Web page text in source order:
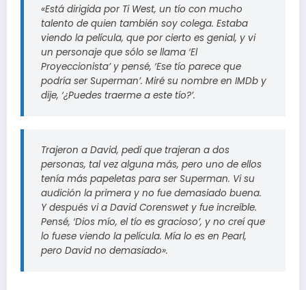
«Está dirigida por Ti West, un tío con mucho
talento de quien también soy colega. Estaba
viendo la película, que por cierto es genial, y vi
un personaje que sólo se llama ‘El
Proyeccionista’ y pensé, ‘Ese tío parece que
podría ser Superman’. Miré su nombre en IMDb y
dije, ‘¿Puedes traerme a este tío?’.
Trajeron a David, pedí que trajeran a dos
personas, tal vez alguna más, pero uno de ellos
tenía más papeletas para ser Superman. Vi su
audición la primera y no fue demasiado buena.
Y después vi a David Corenswet y fue increíble.
Pensé, ‘Dios mío, el tío es gracioso’, y no creí que
lo fuese viendo la película. Mía lo es en Pearl,
pero David no demasiado».